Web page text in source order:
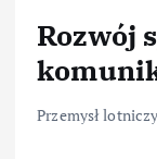
Rozwój
Przemysł lotniczy